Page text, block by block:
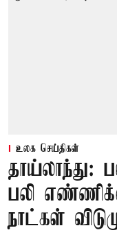
உலக செய்திகள்
தாய்லாந்து:
பலி
நாட்கள்